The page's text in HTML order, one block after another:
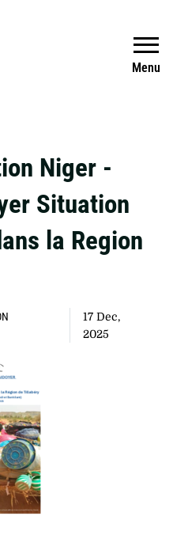
Menu
Search
Niger -
Situation
la Region
17 Dec,
2025